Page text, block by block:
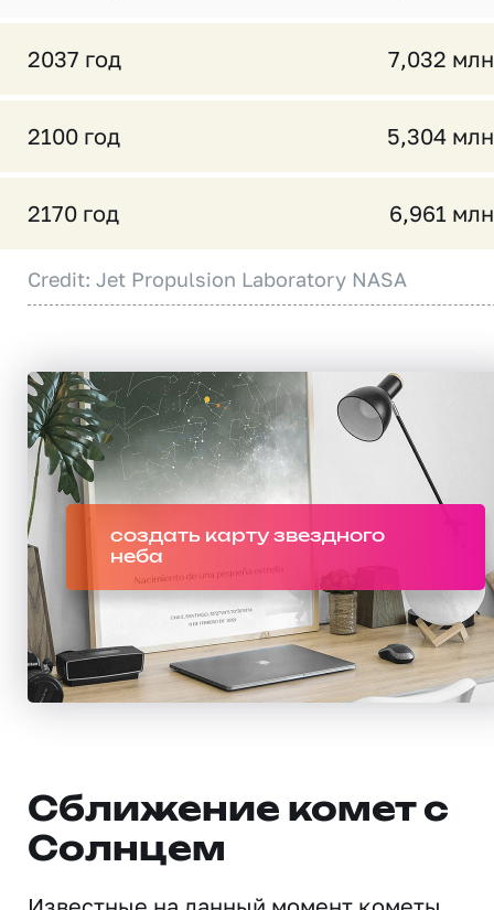
2037 год 7,032
2100 год 5,304
2170 год 6,961
Credit: Jet Propulsion Laboratory NASA
создать карту звездного
неба
Сближение комет с
Солнцем